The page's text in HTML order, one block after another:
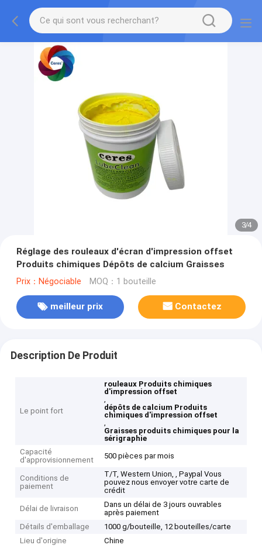
3/4
Réglage des rouleaux d'écran d'impression offset
Produits chimiques Dépôts de calcium Graisses
Prix：Négociable MOQ：1 bouteille
meilleur prix Contactez
Description De Produit
Le point fort
rouleaux Produits chimiques
d'impression offset
,
dépôts de calcium Produits
chimiques d'impression offset
,
Graisses produits chimiques pour la
sérigraphie
Capacité
d'approvisionnement
500 pièces par mois
Conditions de
paiement
T/T, Western Union, , Paypal Vous
pouvez nous envoyer votre carte de
crédit
Délai de livraison
Dans un délai de 3 jours ouvrables
après paiement
Détails d'emballage
1000 g/bouteille, 12 bouteilles/carte
Lieu d'origine
Chine